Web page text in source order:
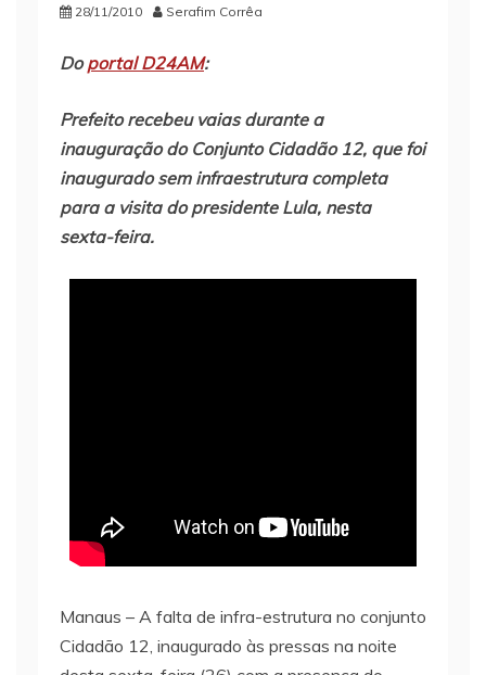
28/11/2010 Serafim Corrêa
Doportal D24AM:
Prefeito recebeu vaias durante a
inauguração do Conjunto Cidadão 12, que foi
inaugurado sem infraestrutura completa
para a visita do presidente Lula, nesta
sexta-feira.
Manaus – A falta de infra-estrutura no conjunto
Cidadão 12, inaugurado às pressas na noite